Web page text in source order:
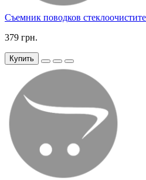
Съемник поводков
379 грн.
Купить